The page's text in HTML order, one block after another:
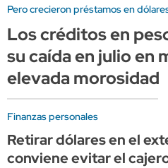
Pero crecieron préstamos en
Los créditos en
su caída en julio en
elevada morosidad
Finanzas personales
Retirar dólares en el
conviene evitar el